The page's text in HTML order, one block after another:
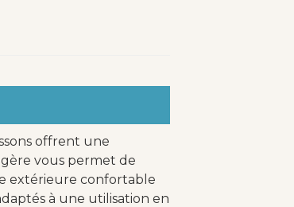
offrent une
vous permet de
extérieure confortable
à une utilisation en